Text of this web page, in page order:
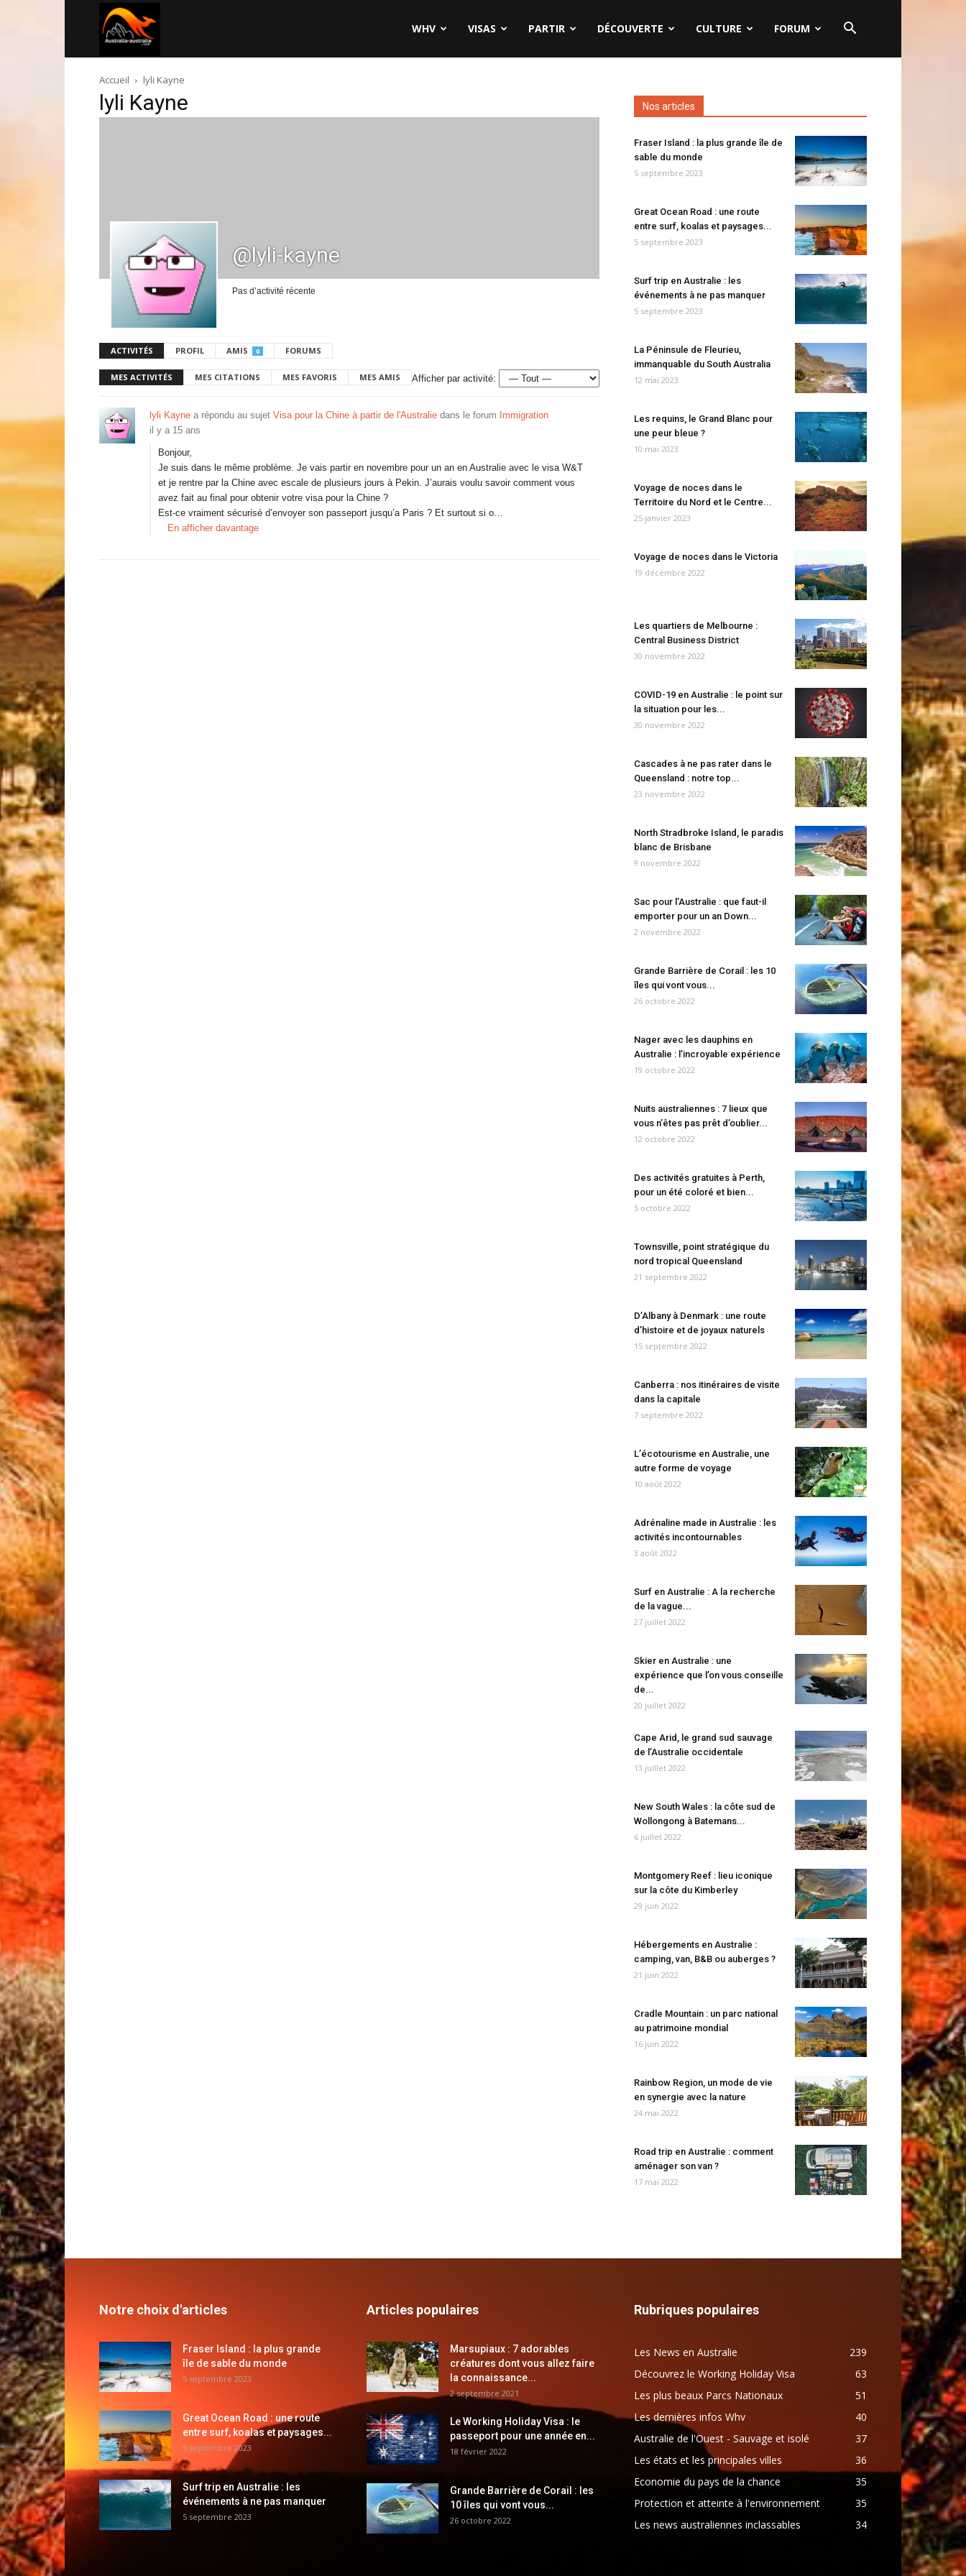
australie.com
WHV VISAS PARTIR DÉCOUVERTE CULTURE FORUM
Accueil lyli Kayne
lyli Kayne
@lyli-kayne
Pas d’activité récente
ACTIVITÉS PROFIL AMIS 0 FORUMS
MES ACTIVITÉS MES CITATIONS MES FAVORIS MES AMIS Afficher par activité:
lyli Kayne a répondu au sujet Visa pour la Chine à partir de l'Australie dans le forum Immigration
il y a 15 ans
Bonjour,
Je suis dans le même problème. Je vais partir en novembre pour un an en Australie avec le visa W&T
et je rentre par la Chine avec escale de plusieurs jours à Pekin. J’aurais voulu savoir comment vous
avez fait au final pour obtenir votre visa pour la Chine ?
Est-ce vraiment sécurisé d’envoyer son passeport jusqu’a Paris ? Et surtout si o…
En afficher davantage
Nos articles
Fraser Island : la plus grande île de
sable du monde
5 septembre 2023
Great Ocean Road : une route
entre surf, koalas et paysages...
5 septembre 2023
Surf trip en Australie : les
événements à ne pas manquer
5 septembre 2023
La Péninsule de Fleurieu,
immanquable du South Australia
12 mai 2023
Les requins, le Grand Blanc pour
une peur bleue ?
10 mai 2023
Voyage de noces dans le
Territoire du Nord et le Centre...
25 janvier 2023
Voyage de noces dans le Victoria
19 décembre 2022
Les quartiers de Melbourne :
Central Business District
30 novembre 2022
COVID-19 en Australie : le point sur
la situation pour les...
30 novembre 2022
Cascades à ne pas rater dans le
Queensland : notre top...
23 novembre 2022
North Stradbroke Island, le paradis
blanc de Brisbane
9 novembre 2022
Sac pour l’Australie : que faut-il
emporter pour un an Down...
2 novembre 2022
Grande Barrière de Corail : les 10
îles qui vont vous...
26 octobre 2022
Nager avec les dauphins en
Australie : l’incroyable expérience
19 octobre 2022
Nuits australiennes : 7 lieux que
vous n’êtes pas prêt d’oublier...
12 octobre 2022
Des activités gratuites à Perth,
pour un été coloré et bien...
5 octobre 2022
Townsville, point stratégique du
nord tropical Queensland
21 septembre 2022
D’Albany à Denmark : une route
d’histoire et de joyaux naturels
15 septembre 2022
Canberra : nos itinéraires de visite
dans la capitale
7 septembre 2022
L’écotourisme en Australie, une
autre forme de voyage
10 août 2022
Adrénaline made in Australie : les
activités incontournables
3 août 2022
Surf en Australie : A la recherche
de la vague...
27 juillet 2022
Skier en Australie : une
expérience que l’on vous conseille
de...
20 juillet 2022
Cape Arid, le grand sud sauvage
de l’Australie occidentale
13 juillet 2022
New South Wales : la côte sud de
Wollongong à Batemans...
6 juillet 2022
Montgomery Reef : lieu iconique
sur la côte du Kimberley
29 juin 2022
Hébergements en Australie :
camping, van, B&B ou auberges ?
21 juin 2022
Cradle Mountain : un parc national
au patrimoine mondial
16 juin 2022
Rainbow Region, un mode de vie
en synergie avec la nature
24 mai 2022
Road trip en Australie : comment
aménager son van ?
17 mai 2022
Notre choix d'articles
Fraser Island : la plus grande
île de sable du monde
5 septembre 2023
Great Ocean Road : une route
entre surf, koalas et paysages...
5 septembre 2023
Surf trip en Australie : les
événements à ne pas manquer
5 septembre 2023
Articles populaires
Marsupiaux : 7 adorables
créatures dont vous allez faire
la connaissance...
2 septembre 2021
Le Working Holiday Visa : le
passeport pour une année en...
18 février 2022
Grande Barrière de Corail : les
10 îles qui vont vous...
26 octobre 2022
Rubriques populaires
Les News en Australie
239
Découvrez le Working Holiday Visa
63
Les plus beaux Parcs Nationaux
51
Les dernières infos Whv
40
Australie de l'Ouest - Sauvage et isolé
37
Les états et les principales villes
36
Economie du pays de la chance
35
Protection et atteinte à l'environnement
35
Les news australiennes inclassables
34